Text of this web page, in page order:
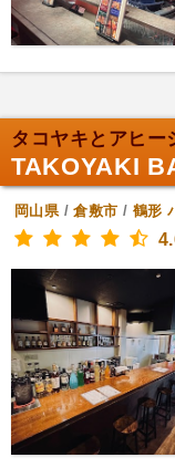
タコヤキとアヒー
TAKOYAKI
岡山県/倉敷市 / 鶴形